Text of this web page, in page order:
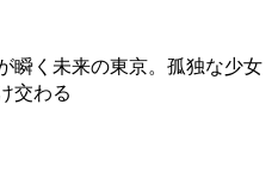
瞬く未来の東京。孤独な少女
交わる